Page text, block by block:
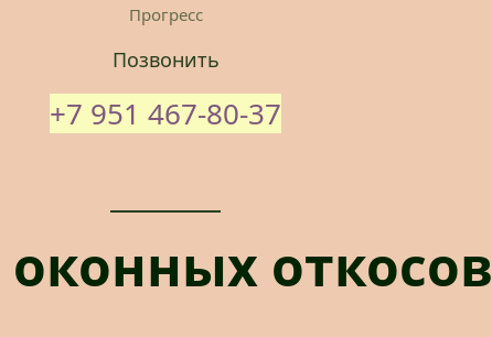
Прогресс
Позвонить
+7 951 467-80-37
откосов